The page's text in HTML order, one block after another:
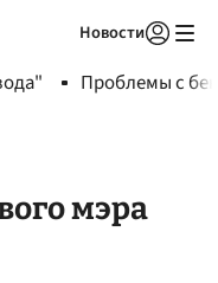
Новости
Проблемы с
мэра